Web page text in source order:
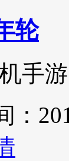
轮
手游
：